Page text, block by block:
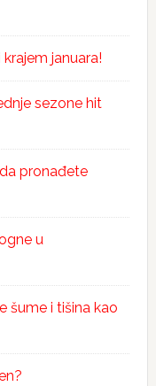
januara!
sezone hit
pronađete
u
šume i tišina kao